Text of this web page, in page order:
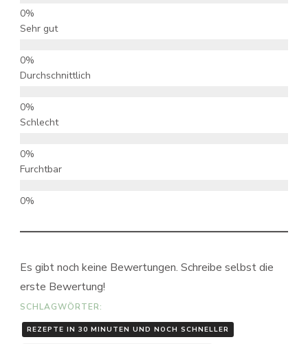
Sehr gut
Durchschnittlich
Schlecht
Furchtbar
Es gibt noch keine Bewertungen. Schreibe selbst die
erste Bewertung!
SCHLAGWÖRTER:
REZEPTE IN 30 MINUTEN UND NOCH SCHNELLER